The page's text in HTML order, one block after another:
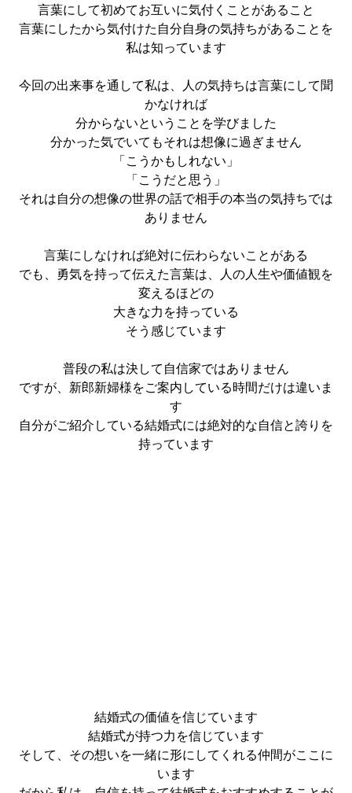
言葉にして初めてお互いに気付くことがあること
言葉にしたから気付けた自分自身の気持ちがあることを
私は知っています
今回の出来事を通して私は、人の気持ちは言葉にして聞
かなければ
分からないということを学びました
分かった気でいてもそれは想像に過ぎません
「こうかもしれない」
「こうだと思う」
それは自分の想像の世界の話で相手の本当の気持ちでは
ありません
言葉にしなければ絶対に伝わらないことがある
でも、勇気を持って伝えた言葉は、人の人生や価値観を
変えるほどの
大きな力を持っている
そう感じています
普段の私は決して自信家ではありません
ですが、新郎新婦様をご案内している時間だけは違いま
す
自分がご紹介している結婚式には絶対的な自信と誇りを
持っています
結婚式の価値を信じています
結婚式が持つ力を信じています
そして、その想いを一緒に形にしてくれる仲間がここに
います